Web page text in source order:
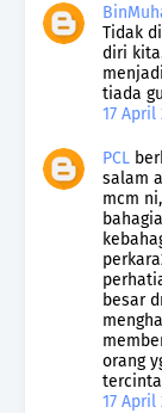
Tidak
diri
tiada
17 April
PCL
salam
mcm
besar
orang
17 April